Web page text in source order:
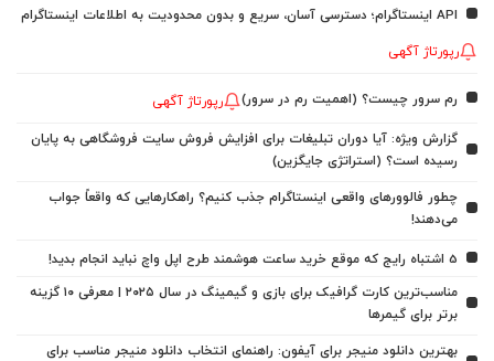
API اینستاگرام؛ دسترسی آسان، سریع و بدون محدودیت به اطلاعات اینستاگرام
رپورتاژ آگهی
رم سرور چیست؟ (اهمیت رم در سرور) رپورتاژ آگهی
گزارش ویژه: آیا دوران تبلیغات برای افزایش فروش سایت فروشگاهی به پایان
رسیده است؟ (استراتژی جایگزین)
چطور فالوورهای واقعی اینستاگرام جذب کنیم؟ راهکارهایی که واقعاً جواب
می‌دهند!
5 اشتباه رایج که موقع خرید ساعت هوشمند طرح اپل واچ نباید انجام بدید!
مناسب‌ترین کارت گرافیک برای بازی و گیمینگ در سال ۲۰۲۵ | معرفی ۱۰ گزینه
برتر برای گیمرها
بهترین دانلود منیجر برای آیفون: راهنمای انتخاب دانلود منیجر مناسب برای